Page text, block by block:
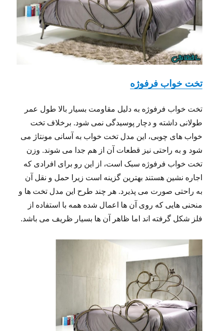
تخت خواب فرفوژه
تخت خواب فرفوژه به دلیل مقاومت بسیار بالا طول عمر
طولانی داشته و دچار پوسیدگی نمی شود. برخلاف تخت
خواب های چوبی، این مدل تخت خواب به آسانی مونتاژ می
شود و به راحتی نیز قطعات آن از هم جدا می شوند. وزن
تخت خواب فرفوژه سبک است، از این رو برای افرادی که
اجاره نشین هستند بهترین گزینه است زیرا حمل و نقل آن
به راحتی صورت می پذیرد. هر چند طرح این مدل تخت ها و
منحنی هایی که روی آن ها اعمال شده همه با استفاده از
فلز شکل گرفته اند اما ظاهر آن ها بسیار ظریف می باشد.